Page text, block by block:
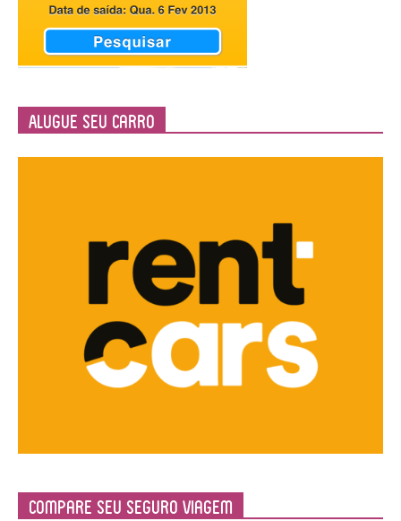
Alugue seu Carro
Compare Seu Seguro Viagem